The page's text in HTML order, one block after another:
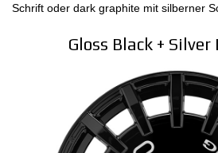
Schrift oder dark graphite mit silberner
Gloss Black +